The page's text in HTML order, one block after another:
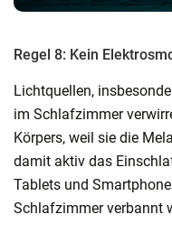
Regel 8: Kein
Lichtquellen,
im Schlafzimmer
Körpers, weil sie die
damit aktiv das
Tablets und
Schlafzimmer verbannt